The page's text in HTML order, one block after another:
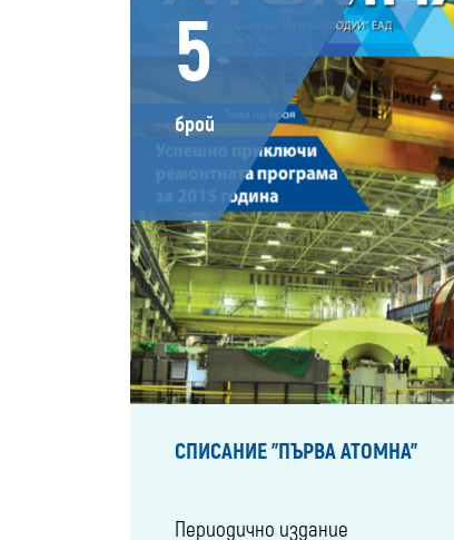
5
брой
СПИСАНИЕ "ПЪРВА АТОМНА"
Периодично издание